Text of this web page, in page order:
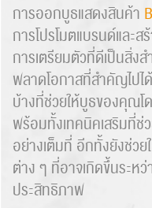
การออกบูธแสดงสินค้า
การโปรโมตแบรนด์และ
การเตรียมตัวที่ดีเป็นสิ่
พลาดโอกาสที่สำคัญไป
บ้างที่ช่วยให้บูธของคุณโ
พร้อมทั้งเทคนิคเสริมที่
อย่างเต็มที่ อีกทั้งยังช่ว
ต่าง ๆ ที่อาจเกิดขึ้นระห
ประสิทธิภาพ